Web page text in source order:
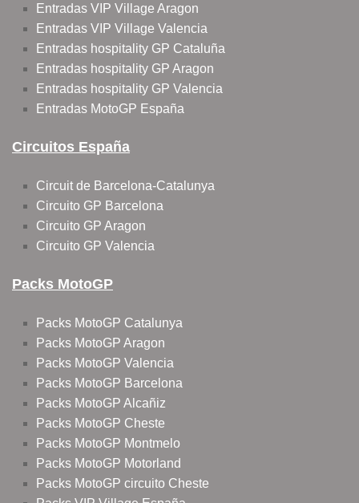
Entradas VIP Village Aragon
Entradas VIP Village Valencia
Entradas hospitality GP Cataluña
Entradas hospitality GP Aragon
Entradas hospitality GP Valencia
Entradas MotoGP España
Circuitos España
Circuit de Barcelona-Catalunya
Circuito GP Barcelona
Circuito GP Aragon
Circuito GP Valencia
Packs MotoGP
Packs MotoGP Catalunya
Packs MotoGP Aragon
Packs MotoGP Valencia
Packs MotoGP Barcelona
Packs MotoGP Alcañiz
Packs MotoGP Cheste
Packs MotoGP Montmelo
Packs MotoGP Motorland
Packs MotoGP circuito Cheste